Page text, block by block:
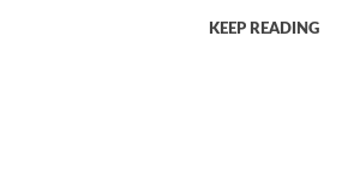
KEEP READING